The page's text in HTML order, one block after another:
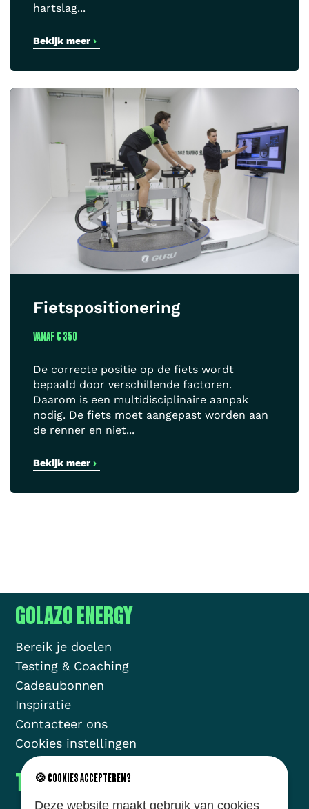
hartslag...
Bekijk meer ›
Fietspositionering
VANAF€ 350
De correcte positie op de fiets wordt
bepaald door verschillende factoren.
Daarom is een multidisciplinaire aanpak
nodig. De fiets moet aangepast worden aan
de renner en niet...
Bekijk meer ›
GOLAZO ENERGY
Bereik je doelen
Testing & Coaching
Cadeaubonnen
Inspiratie
Contacteer ons
Cookies instellingen
THE GOLAZO MOVEMENT
🍪 COOKIES ACCEPTEREN?
Deze website maakt gebruik van cookies